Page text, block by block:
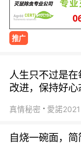
推广
人生只不过是
改进，保持好
真情秘密 愛諾2021
自烧一碗面，